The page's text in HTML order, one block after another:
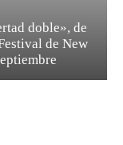
doble», de
de New